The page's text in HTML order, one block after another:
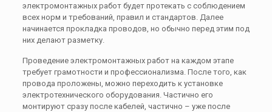
электромонтажных работ будет протекать с соблюдением
всех норм и требований, правил и стандартов. Далее
начинается прокладка проводов, но обычно перед этим под
них делают разметку.
Проведение электромонтажных работ на каждом этапе
требует грамотности и профессионализма. После того, как
провода проложены, можно переходить к установке
электротехнического оборудования. Частично его
монтируют сразу после кабелей, частично – уже после